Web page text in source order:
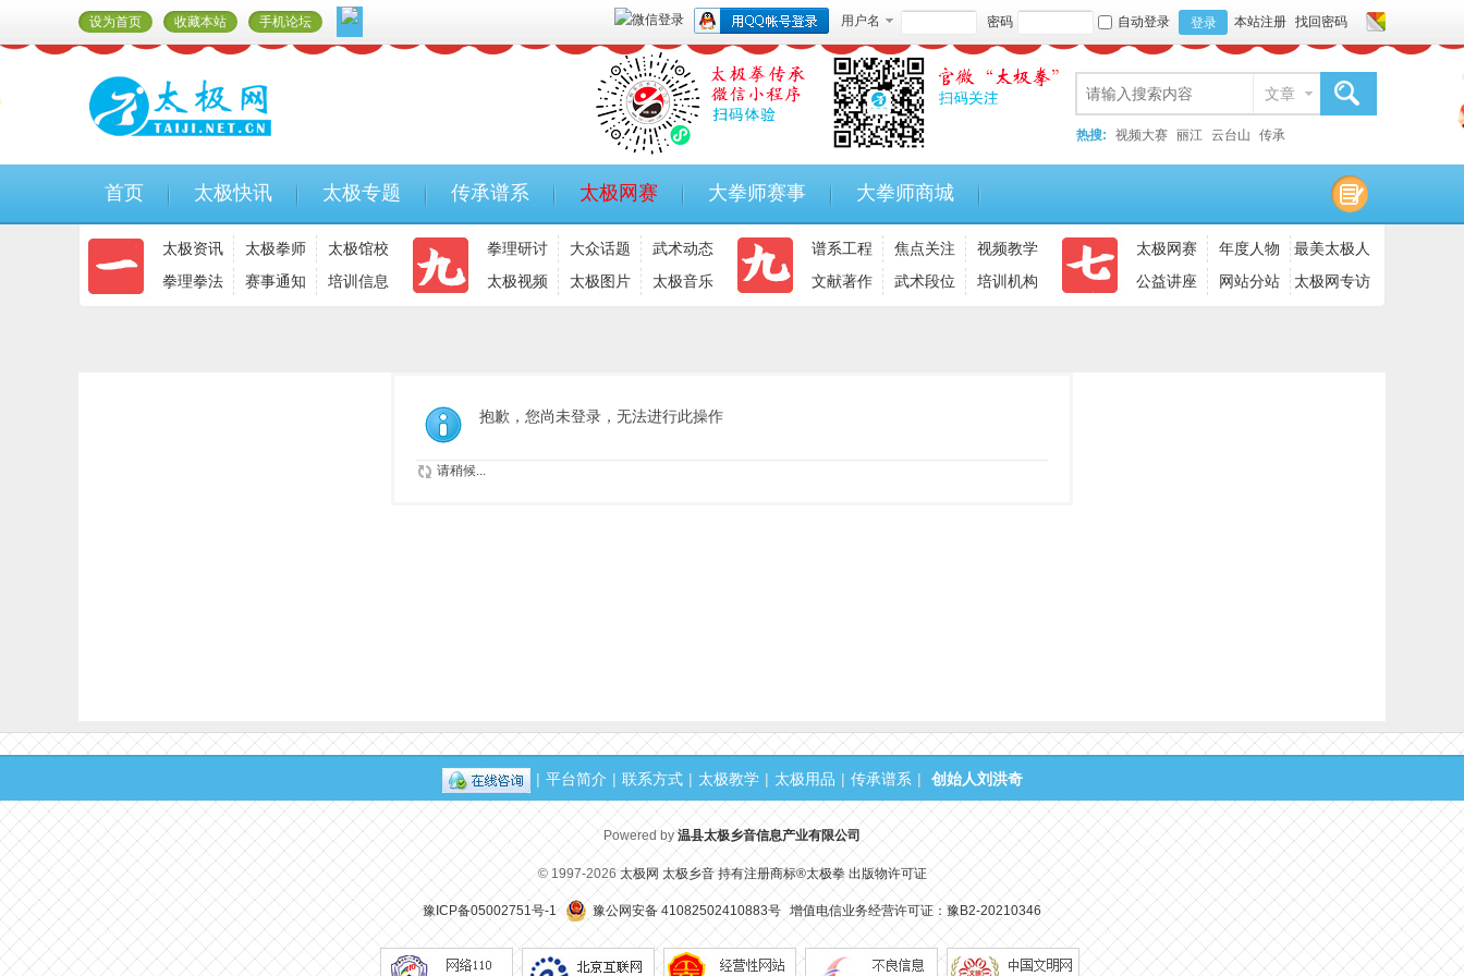
设为首页 收藏本站 手机论坛 用户名 密码 自动登录 登录 本站注册 找回密码
文章
热搜: 视频大赛 丽江 云台山 传承
首页 太极快讯 太极专题 传承谱系 太极网赛 大拳师赛事 大拳师商城
太极资讯 太极拳师
太极馆校
拳理拳法
赛事通知 培训信息
拳理研讨 大众话题
武术动态
太极视频
太极图片 太极音乐
谱系工程 焦点关注
视频教学
文献著作
武术段位 培训机构
太极网赛 年度人物
最美太极人
公益讲座
网站分站 太极网专访
抱歉，您尚未登录，无法进行此操作
请稍候...
| 平台简介 | 联系方式 | 太极教学 | 太极用品 | 传承谱系 | 创始人刘洪奇
Powered by温县太极乡音信息产业有限公司
© 1997-2026太极网 太极乡音 持有注册商标®太极拳 出版物许可证
豫ICP备05002751号-1 豫公网安备 41082502410883号 增值电信业务经营许可证：豫B2-20210346